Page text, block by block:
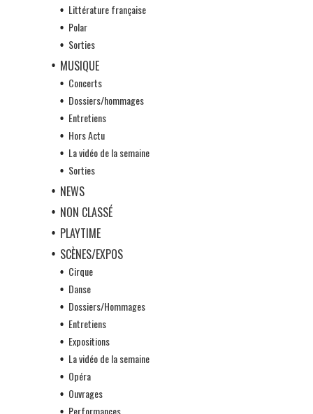
Littérature française
Polar
Sorties
MUSIQUE
Concerts
Dossiers/hommages
Entretiens
Hors Actu
La vidéo de la semaine
Sorties
NEWS
NON CLASSÉ
PLAYTIME
SCÈNES/EXPOS
Cirque
Danse
Dossiers/Hommages
Entretiens
Expositions
La vidéo de la semaine
Opéra
Ouvrages
Performances